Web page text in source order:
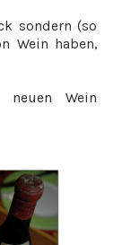
sondern (so
Wein haben,
Wein